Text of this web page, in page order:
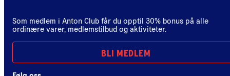
Som medlem i Anton Club får du opptil 30% bonus på alle
ordinære varer, medlemstilbud og aktiviteter.
BLI MEDLEM